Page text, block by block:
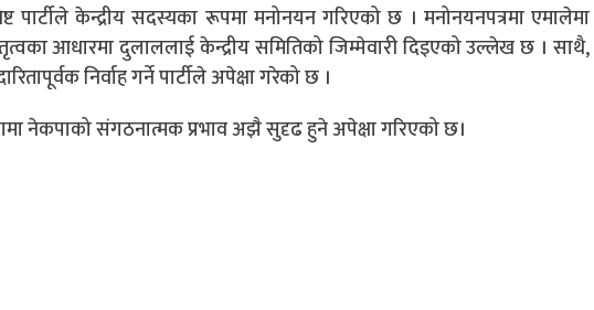
पार्टीले केन्द्रीय सदस्यका रूपमा मनोनयन गरिएको छ । मनोनयनपत्रमा एमालेमा
आधारमा दुलाललाई केन्द्रीय समितिको जिम्मेवारी दिइएको उल्लेख छ । साथै,
निर्वाह गर्ने पार्टीले अपेक्षा गरेको छ ।
नेकपाको संगठनात्मक प्रभाव अझै सुदृढ हुने अपेक्षा गरिएको छ।